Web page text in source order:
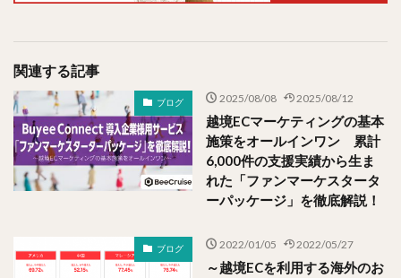
関連する記事
ブログ 2025/08/08 2025/08/12
越境ECマーケティングの基本
施策をオールインワン 累計
6,000件の支援実績から生ま
れた「ファンマーケスタータ
ーパッケージ」を徹底解説！
ブログ 2022/01/05 2022/05/27
～越境ECを利用する海外のお